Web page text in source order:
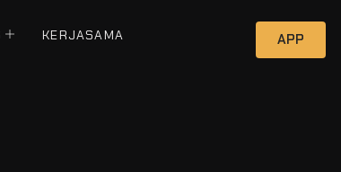
KERJASAMA APP